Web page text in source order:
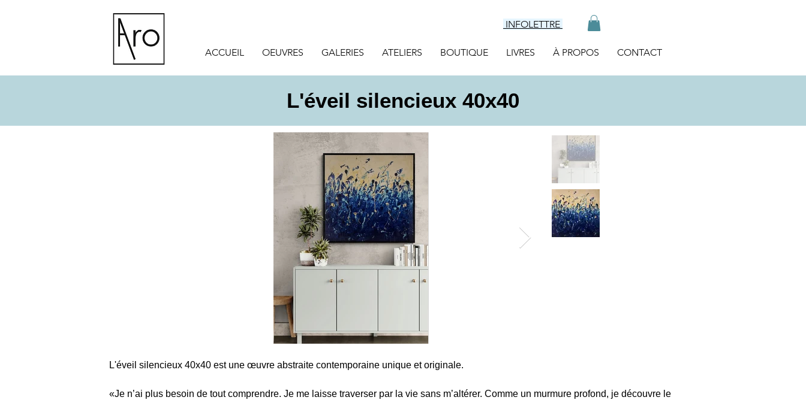
INFOLETTRE
ACCUEIL OEUVRES GALERIES ATELIERS BOUTIQUE LIVRES À PROPOS CONTACT
L'éveil silencieux 40x40
L'éveil silencieux 40x40 est une œuvre abstraite contemporaine unique et originale.
«Je n’ai plus besoin de tout comprendre. Je me laisse traverser par la vie sans m’altérer. Comme un murmure profond, je découvre le